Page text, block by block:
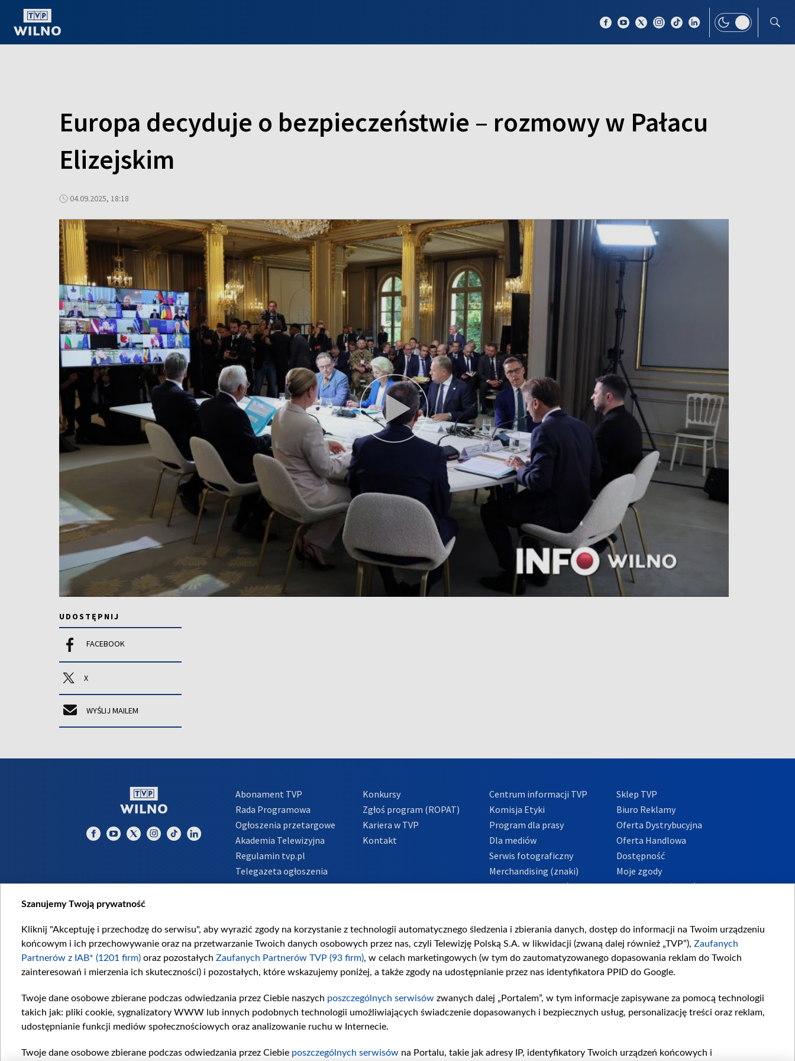
Europa decyduje o bezpieczeństwie – rozmowy w Pałacu
Elizejskim
04.09.2025, 18:18
UDOSTĘPNIJ
FACEBOOK
X
WYŚLIJ MAILEM
Abonament TVP
Rada Programowa
Ogłoszenia przetargowe
Akademia Telewizyjna
Regulamin tvp.pl
Telegazeta ogłoszenia
Informacje o nadawcy
Konkursy
Zgłoś program (ROPAT)
Kariera w TVP
Kontakt
Centrum informacji TVP
Komisja Etyki
Program dla prasy
Dla mediów
Serwis fotograficzny
Merchandising (znaki)
Polityka Prywatności
Sklep TVP
Biuro Reklamy
Oferta Dystrybucyjna
Oferta Handlowa
Dostępność
Moje zgody
Procedura zgłoszeń
Szanujemy Twoją prywatność
Kliknij "Akceptuję i przechodzę do serwisu", aby wyrazić zgody na korzystanie z technologii automatycznego śledzenia i zbierania danych, dostęp do informacji na Twoim urządzeniu
końcowym i ich przechowywanie oraz na przetwarzanie Twoich danych osobowych przez nas, czyli Telewizję Polską S.A. w likwidacji (zwaną dalej również „TVP”), Zaufanych
Partnerów z IAB* (1201 firm) oraz pozostałych Zaufanych Partnerów TVP (93 firm), w celach marketingowych (w tym do zautomatyzowanego dopasowania reklam do Twoich
zainteresowań i mierzenia ich skuteczności) i pozostałych, które wskazujemy poniżej, a także zgody na udostępnianie przez nas identyfikatora PPID do Google.
Twoje dane osobowe zbierane podczas odwiedzania przez Ciebie naszych poszczególnych serwisów zwanych dalej „Portalem”, w tym informacje zapisywane za pomocą technologii
takich jak: pliki cookie, sygnalizatory WWW lub innych podobnych technologii umożliwiających świadczenie dopasowanych i bezpiecznych usług, personalizację treści oraz reklam,
udostępnianie funkcji mediów społecznościowych oraz analizowanie ruchu w Internecie.
Twoje dane osobowe zbierane podczas odwiedzania przez Ciebie poszczególnych serwisów na Portalu, takie jak adresy IP, identyfikatory Twoich urządzeń końcowych i